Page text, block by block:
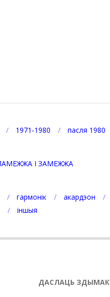
1971-1980 пасля 1980
І ЗАМЕЖЖА
гармонік акардэон
іншыя
ДАСЛАЦЬ ЗДЫМАК